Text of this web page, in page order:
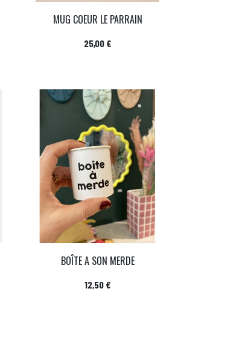
MUG COEUR LE PARRAIN
Prix
25,00 €
BOÎTE A SON MERDE
Prix
12,50 €